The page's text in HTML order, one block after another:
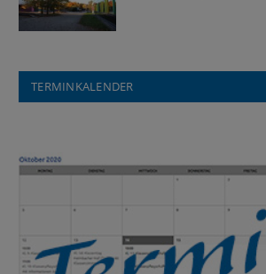
TERMINKALENDER